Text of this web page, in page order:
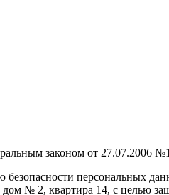
законом от
безопасности
№ 2, квартира 14, с целью